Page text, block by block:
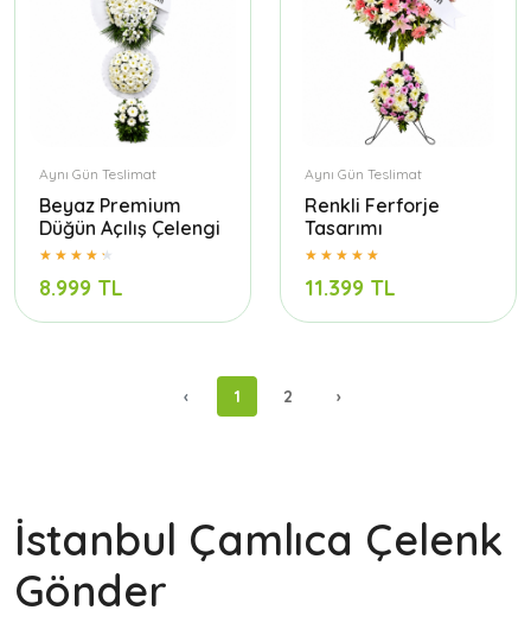
Aynı Gün Teslimat
Beyaz Premium
Düğün Açılış Çelengi
8.999 TL
Aynı Gün Teslimat
Renkli Ferforje
Tasarımı
11.399 TL
‹ 1 2 ›
İstanbul Çamlıca Çelenk
Gönder